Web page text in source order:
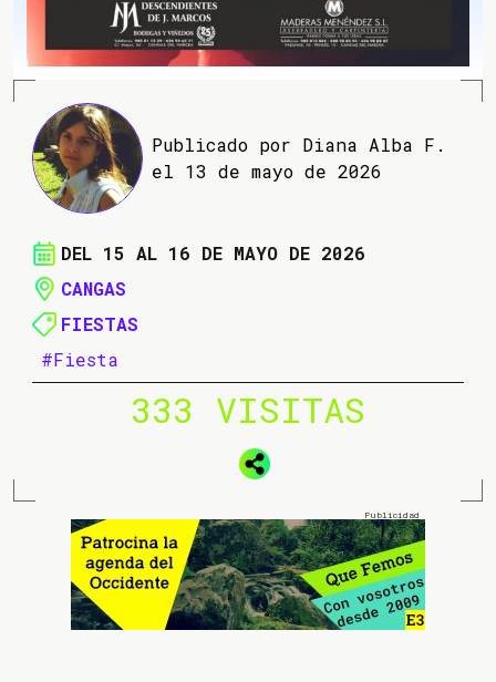
Publicado por Diana Alba F.
el 13 de mayo de 2026
DEL 15 AL 16 DE MAYO DE 2026
CANGAS
FIESTAS
#Fiesta
333 VISITAS